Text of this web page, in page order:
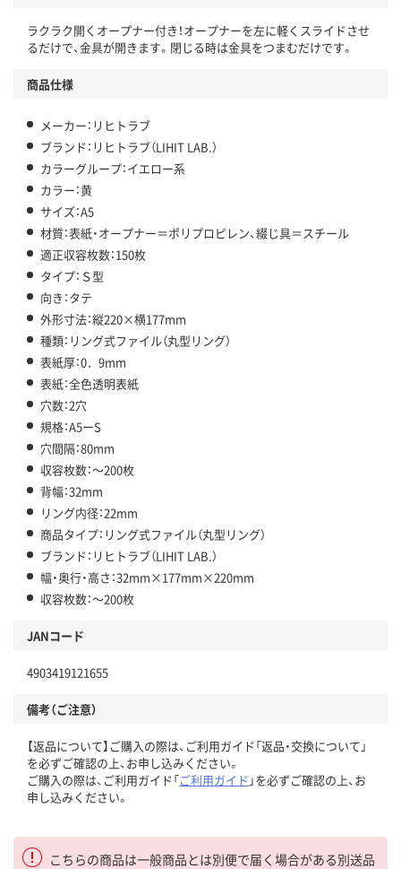
ラクラク開くオープナー付き！オープナーを左に軽くスライドさせ
るだけで、金具が開きます。閉じる時は金具をつまむだけです。
商品仕様
メーカー：リヒトラブ
ブランド：リヒトラブ（LIHIT LAB.）
カラーグループ：イエロー系
カラー：黄
サイズ：A5
材質：表紙・オープナー＝ポリプロピレン、綴じ具＝スチール
適正収容枚数：150枚
タイプ：Ｓ型
向き：タテ
外形寸法：縦220×横177mm
種類：リング式ファイル（丸型リング）
表紙厚：0．9mm
表紙：全色透明表紙
穴数：2穴
規格：A5ーS
穴間隔：80mm
収容枚数：～200枚
背幅：32mm
リング内径：22mm
商品タイプ：リング式ファイル（丸型リング）
ブランド：リヒトラブ（LIHIT LAB.）
幅・奥行・高さ：32mm×177mm×220mm
収容枚数：～200枚
JANコード
4903419121655
備考（ご注意）
【返品について】ご購入の際は、ご利用ガイド「返品・交換について」
を必ずご確認の上、お申し込みください。
ご購入の際は、ご利用ガイド「ご利用ガイド 」を必ずご確認の上、お
申し込みください。
こちらの商品は一般商品とは別便で届く場合がある別送品